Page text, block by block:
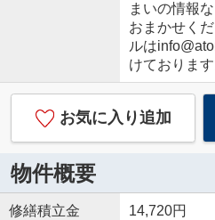
まいの情報
おまかせく
ルは
けております
お気に入り追加
物件概要
修繕積立金 14,720円